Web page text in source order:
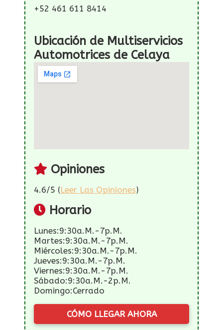
+52 461 611 8414
Ubicación de Multiservicios
Automotrices de Celaya
Opiniones
4.6/5 (Leer Las Opiniones)
Horario
Lunes:9:30a.m.-7p.m.
Martes:9:30a.m.-7p.m.
Miércoles:9:30a.m.-7p.m.
Jueves:9:30a.m.-7p.m.
Viernes:9:30a.m.-7p.m.
Sábado:9:30a.m.-2p.m.
Domingo:Cerrado
CÓMO LLEGAR AHORA